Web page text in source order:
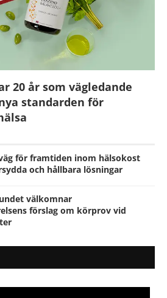
20 år som vägledande
standarden för
för framtiden inom hälsokost
och hållbara lösningar
välkomnar
förslag om körprov vid